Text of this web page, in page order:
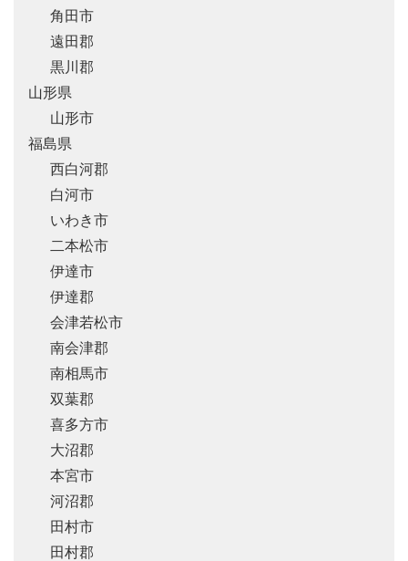
角田市
遠田郡
黒川郡
山形県
山形市
福島県
西白河郡
白河市
いわき市
二本松市
伊達市
伊達郡
会津若松市
南会津郡
南相馬市
双葉郡
喜多方市
大沼郡
本宮市
河沼郡
田村市
田村郡